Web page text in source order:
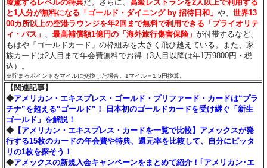
凌駕するレベルの特典だ。さらに、高級レストランを2人以上で利用する
と1人分が無料になる「ゴールド・ダイニング by 招待日和」や、世界13
00カ所以上の空港ラウンジを年2回まで無料で利用できる「プライオリテ
ィ・パス」 、最高補償額1億円の「海外旅行傷害保険」が付帯するなど、
もはや「ゴールドカード」の枠組みを大きく飛び越えている。また、家
族カードは2人目まで年会費無料でお得（3人目以降は年1万9800円・税
込）。
※貯まるポイントをマイルに交換した場合。1マイル＝1.5円換算。
【関連記事】
◆アメリカン・エキスプレス・ゴールド・プリファード・カードは“プラ
チナ”を超える“ゴールド”！ 日本初のゴールドカードを受け継ぐ「新生
ゴールド」を解説！
◆ 【アメリカン・エキスプレス・カードを一覧で比較】アメックスが発
行する15枚のカードの年会費や特典、還元率を比較して、自分にピッタ
リの1枚を探そう！
◆アメックスの新規入会キャンペーンをまとめて紹介！｢アメリカン･エ